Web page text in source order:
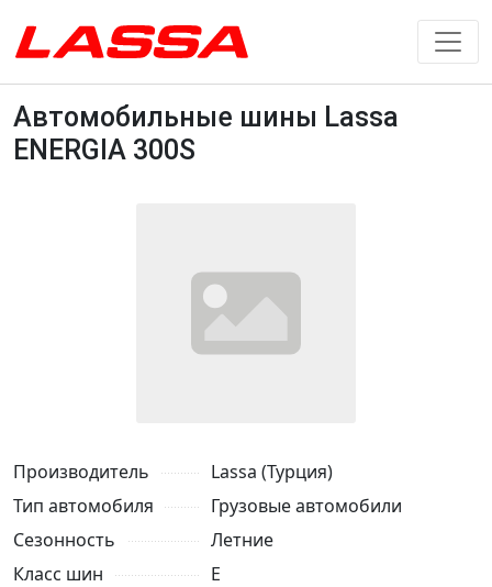
Автомобильные шины Lassa
ENERGIA 300S
Производитель
Lassa (Турция)
Тип автомобиля
Грузовые автомобили
Сезонность
Летние
Класс шин
E